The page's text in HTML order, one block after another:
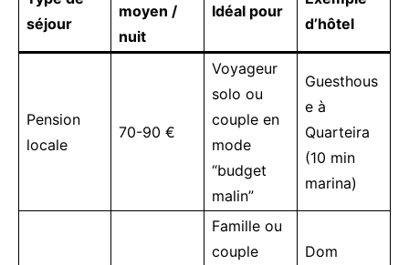
séjour
moyen /
nuit
Idéal pour
d’hôtel
Pension
locale
70-90 €
Voyageur
solo ou
couple en
mode
“budget
malin”
Guesthous
e à
Quarteira
(10 min
marina)
Famille ou
couple
Dom